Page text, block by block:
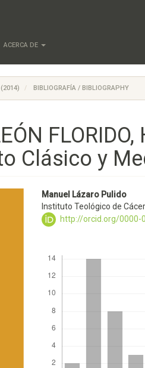
ACERCA DE
BIBLIOGRAFÍA / BIBLIOGRAPHY
FLORIDO,
Clásico y
Contenido
principal
artículo
Manuel Lázaro Pulido
Instituto Teológico de
http://orcid.org/0000-